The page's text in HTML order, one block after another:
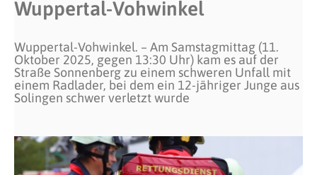
Wuppertal-Vohwinkel
Wuppertal-Vohwinkel. – Am Samstagmittag (11.
Oktober 2025, gegen 13:30 Uhr) kam es auf der
Straße Sonnenberg zu einem schweren Unfall mit
einem Radlader, bei dem ein 12-jähriger Junge aus
Solingen schwer verletzt wurde